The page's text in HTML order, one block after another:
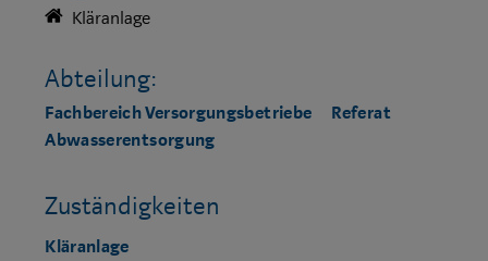
Kläranlage
Abteilung:
Fachbereich Versorgungsbetriebe
Referat
Abwasserentsorgung
Zuständigkeiten
Kläranlage